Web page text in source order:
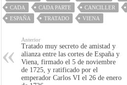
CADA
CADA PARTE CANCILLER
ESPAÑA
TRATADO VIENA
Anterior
Tratado muy secreto de amistad y
alianza entre las cortes de España y
Viena, firmado el 5 de noviembre
de 1725, y ratificado por el
emperador Carlos VI el 26 de enero